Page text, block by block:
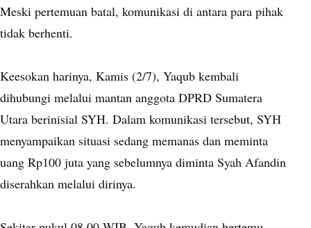
Meski pertemuan batal, komunikasi di antara para pihak
tidak berhenti.
Keesokan harinya, Kamis (2/7), Yaqub kembali
dihubungi melalui mantan anggota DPRD Sumatera
Utara berinisial SYH. Dalam komunikasi tersebut, SYH
menyampaikan situasi sedang memanas dan meminta
uang Rp100 juta yang sebelumnya diminta Syah Afandin
diserahkan melalui dirinya.